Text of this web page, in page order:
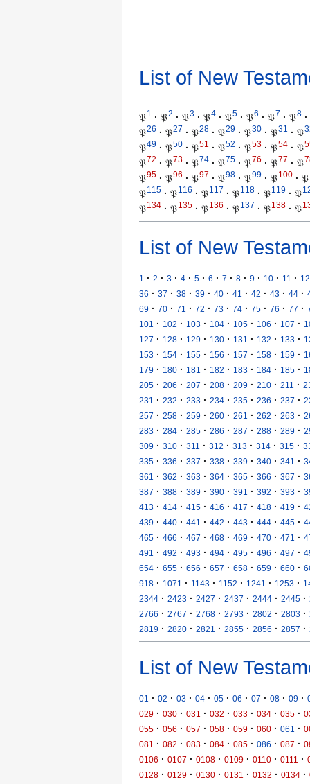
List of New
𝔓1 · 𝔓2 · 𝔓3 · 𝔓4 · 𝔓5 · 𝔓6 · 𝔓7 · 𝔓8 ·
𝔓26 · 𝔓27 · 𝔓28 · 𝔓29 · 𝔓30 · 𝔓31 · 𝔓
𝔓49 · 𝔓50 · 𝔓51 · 𝔓52 · 𝔓53 · 𝔓54 · 𝔓
𝔓72 · 𝔓73 · 𝔓74 · 𝔓75 · 𝔓76 · 𝔓77 · 𝔓
𝔓95 · 𝔓96 · 𝔓97 · 𝔓98 · 𝔓99 · 𝔓100 · 𝔓
𝔓115 · 𝔓116 · 𝔓117 · 𝔓118 · 𝔓119 · 𝔓
𝔓134 · 𝔓135 · 𝔓136 · 𝔓137 · 𝔓138 · 𝔓
List of New
1 · 2 · 3 · 4 · 5 · 6 · 7 · 8 · 9 · 10 · 11 · 12
36 · 37 · 38 · 39 · 40 · 41 · 42 · 43 · 44 ·
69 · 70 · 71 · 72 · 73 · 74 · 75 · 76 · 77 ·
101
· 102 · 103 · 104 · 105 · 106 · 107 ·
127 · 128 · 129 · 130 · 131 · 132 · 133 ·
153 · 154 · 155 · 156 · 157 · 158 · 159 ·
179 · 180 · 181 · 182 · 183 · 184 · 185 ·
205 · 206 · 207 · 208 · 209 · 210 · 211 ·
231
· 232 · 233 · 234 · 235 · 236 · 237 ·
257 · 258 · 259 · 260 · 261 · 262 · 263 ·
283 · 284 · 285 · 286 · 287 · 288 · 289 ·
309 · 310 · 311 · 312 · 313 · 314 · 315 ·
335 · 336 · 337 · 338 · 339 · 340 · 341 ·
361
· 362 · 363 · 364 · 365 · 366 · 367 ·
387 · 388 · 389 · 390 · 391 · 392 · 393 ·
413 · 414 · 415 · 416 · 417 · 418 · 419 ·
439 · 440 · 441 · 442 · 443 · 444 · 445 ·
465 · 466 · 467 · 468 · 469 · 470 · 471 ·
491
· 492 · 493 · 494 · 495 · 496 · 497 ·
654 · 655 · 656 · 657 · 658 · 659 · 660 ·
918 · 1071 · 1143 · 1152 · 1241 · 1253 ·
2344 · 2423 · 2427 · 2437 · 2444 · 2445 ·
2766 · 2767 · 2768 · 2793 · 2802 · 2803 ·
2819 · 2820 · 2821 · 2855 · 2856 · 2857 ·
List of New
01 · 02 · 03 · 04 · 05 · 06 · 07 · 08 · 09 ·
029 · 030 · 031 · 032 · 033 · 034 · 035 ·
055 · 056 · 057 · 058 · 059 · 060 · 061 ·
081
· 082 · 083 · 084 · 085 · 086 · 087 ·
0106 · 0107 · 0108 · 0109 · 0110 · 0111 ·
0128 · 0129 · 0130 · 0131 · 0132 · 0134 ·